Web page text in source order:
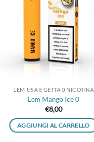
LEM USA E GETTA 0 NICOTINA
Lem Mango Ice 0
€8,00
AGGIUNGI AL CARRELLO